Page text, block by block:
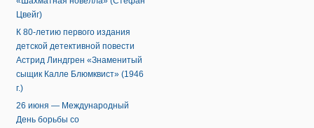
Цвейг)
К 80-летию первого издания
детской детективной повести
Астрид Линдгрен «Знаменитый
сыщик Калле Блюмквист» (1946
г.)
26 июня — Международный
День борьбы со